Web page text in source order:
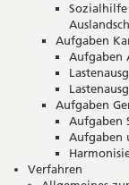
Aufgaben
Aufgaben
Aufgaben
Aufgaben
Aufgaben
Verfahren